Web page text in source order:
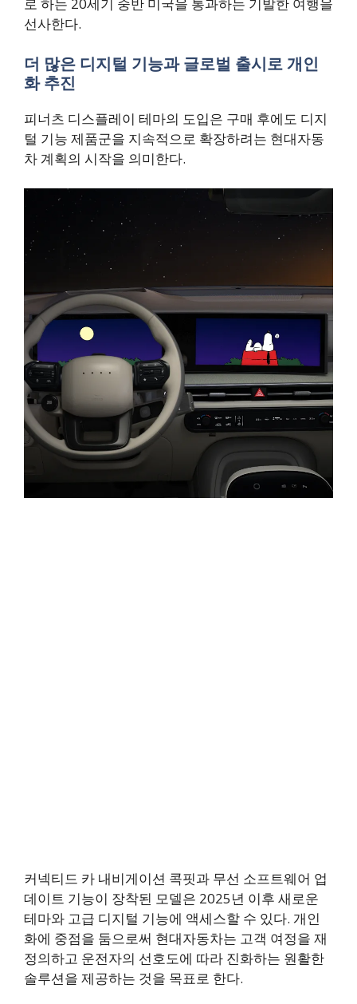
로 하는 20세기 중반 미국을 통과하는 기발한 여행을
선사한다.
더 많은 디지털 기능과 글로벌 출시로 개인
화 추진
피너츠 디스플레이 테마의 도입은 구매 후에도 디지
털 기능 제품군을 지속적으로 확장하려는 현대자동
차 계획의 시작을 의미한다.
커넥티드 카 내비게이션 콕핏과 무선 소프트웨어 업
데이트 기능이 장착된 모델은 2025년 이후 새로운
테마와 고급 디지털 기능에 액세스할 수 있다. 개인
화에 중점을 둠으로써 현대자동차는 고객 여정을 재
정의하고 운전자의 선호도에 따라 진화하는 원활한
솔루션을 제공하는 것을 목표로 한다.